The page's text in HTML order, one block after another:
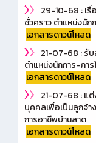
29-10-68 : เ
ชั่วคราว ตำแหน่งนั
เอกสารดาวน์โหลด
21-07-68 : รั
ตำแหน่งนักการ-ภา
เอกสารดาวน์โหลด
21-07-68 : แ
บุคคลเพื่อเป็นลูกจ้า
การอาชีพบ้านลาด
เอกสารดาวน์โหลด